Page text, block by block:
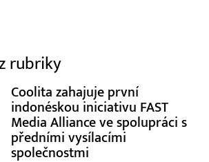
rubriky
Coolita zahajuje první
indonéskou iniciativu FAST
Media Alliance ve spolupráci s
předními vysílacími
společnostmi